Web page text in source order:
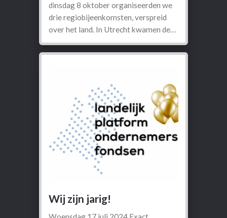
dinsdag 8 oktober organiseerden we
drie regiobijeenkomsten, verspreid
over het land. In Utrecht kwamen de…
Wij zijn jarig!